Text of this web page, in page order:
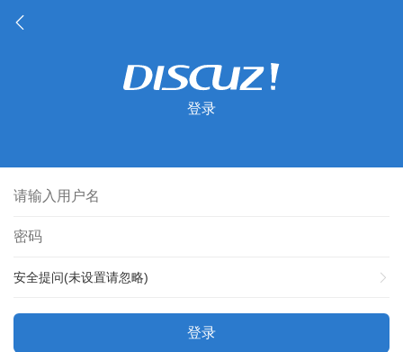
登录
安全提问(未设置请忽略)
登录